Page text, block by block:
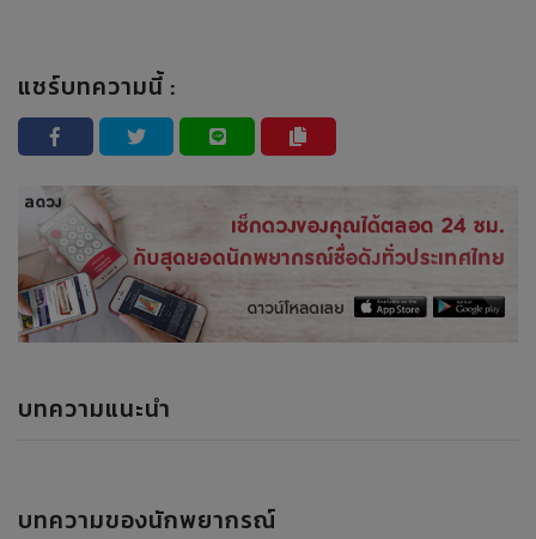
แชร์บทความนี้ :
บทความแนะนำ
บทความของนักพยากรณ์